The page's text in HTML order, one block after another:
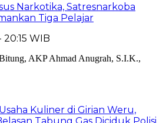
Narkotika, Satresnarkoba
Tiga Pelajar
WIB
Kuliner di Girian Weru,